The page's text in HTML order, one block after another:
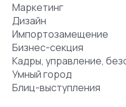
Маркетинг
Дизайн
Импортозамещение
Бизнес-секция
Кадры, управление,
Умный город
Блиц-выступления